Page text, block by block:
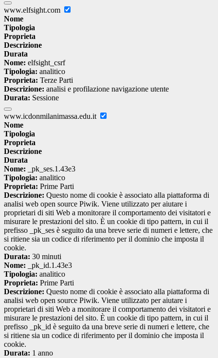
www.elfsight.com
Nome
Tipologia
Proprieta
Descrizione
Durata
Nome: elfsight_csrf
Tipologia: analitico
Proprieta: Terze Parti
Descrizione: analisi e profilazione navigazione utente
Durata: Sessione
www.icdonmilanimassa.edu.it
Nome
Tipologia
Proprieta
Descrizione
Durata
Nome: _pk_ses.1.43e3
Tipologia: analitico
Proprieta: Prime Parti
Descrizione: Questo nome di cookie è associato alla piattaforma di
analisi web open source Piwik. Viene utilizzato per aiutare i
proprietari di siti Web a monitorare il comportamento dei visitatori e
misurare le prestazioni del sito. È un cookie di tipo pattern, in cui il
prefisso _pk_ses è seguito da una breve serie di numeri e lettere, che
si ritiene sia un codice di riferimento per il dominio che imposta il
cookie.
Durata: 30 minuti
Nome: _pk_id.1.43e3
Tipologia: analitico
Proprieta: Prime Parti
Descrizione: Questo nome di cookie è associato alla piattaforma di
analisi web open source Piwik. Viene utilizzato per aiutare i
proprietari di siti Web a monitorare il comportamento dei visitatori e
misurare le prestazioni del sito. È un cookie di tipo pattern, in cui il
prefisso _pk_id è seguito da una breve serie di numeri e lettere, che
si ritiene sia un codice di riferimento per il dominio che imposta il
cookie.
Durata: 1 anno